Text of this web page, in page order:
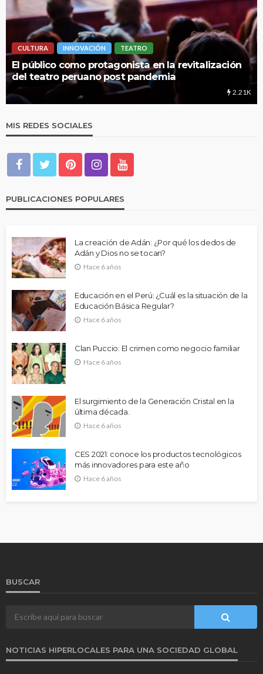
CULTURA INNOVACIÓN TEATRO
público como protagonista en la revitalización
teatro peruano post pandemia
2.21K
MIS REDES SOCIALES
PUBLICACIONES POPULARES
La creación de Adán: ¿Por qué los dedos de
Adán y Dios no se tocan?
Hace 6 años
Educación en el Perú: ¿Cuál es la situación de la
Educación Básica Regular?
Hace 6 años
Clan Puccio: El crimen como negocio familiar
Hace 6 años
El surgimiento de la Generación Cristal en la
última década.
Hace 6 años
CES 2021: conoce los productos tecnológicos
más innovadores para este año
Hace 6 años
BUSCAR
NOTICIAS HIPERLOCALES PARA UNA SOCIEDAD GLOBAL